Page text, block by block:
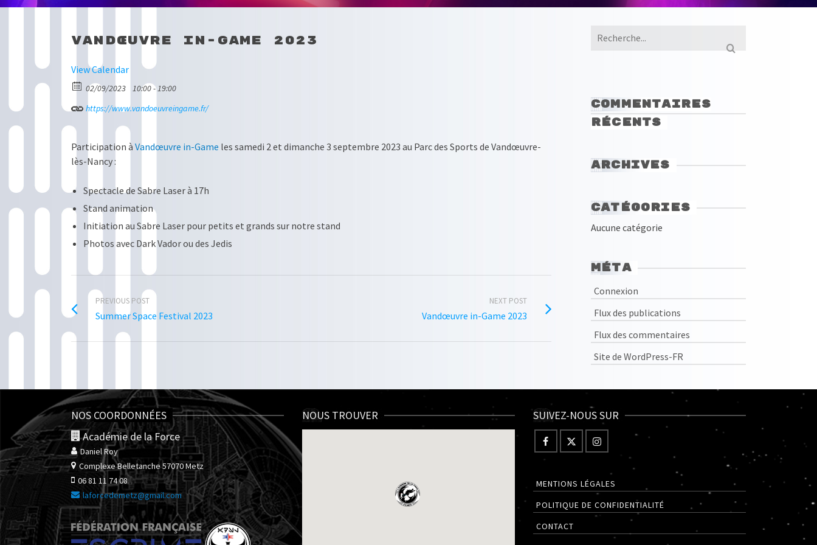
Vandœuvre in-Game 2023
View Calendar
02/09/2023
10:00 - 19:00
https://www.vandoeuvreingame.fr/
Participation à Vandœuvre in-Game les samedi 2 et dimanche 3 septembre 2023 au Parc des Sports de Vandœuvre-
lès-Nancy :
Spectacle de Sabre Laser à 17h
Stand animation
Initiation au Sabre Laser pour petits et grands sur notre stand
Photos avec Dark Vador ou des Jedis
PREVIOUS POST
Summer Space Festival 2023
NEXT POST
Vandœuvre in-Game 2023
Search
Commentaires
récents
Archives
Catégories
Aucune catégorie
Méta
Connexion
Flux des publications
Flux des commentaires
Site de WordPress-FR
NOS COORDONNÉES
Académie de la Force
Daniel Roy
Complexe Belletanche57070 Metz
06 81 11 74 08
laforcedemetz@gmail.com
NOUS TROUVER SUIVEZ-NOUS SUR
MENTIONS LÉGALES
POLITIQUE DE CONFIDENTIALITÉ
CONTACT